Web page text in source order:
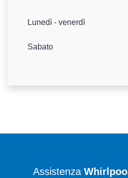
Lunedì - venerdì
Sabato
Assistenza Whirlpool